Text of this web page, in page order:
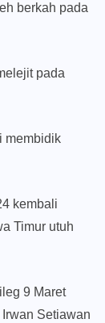
berkah pada
pada
membidik
kembali
Timur utuh
9 Maret
Setiawan